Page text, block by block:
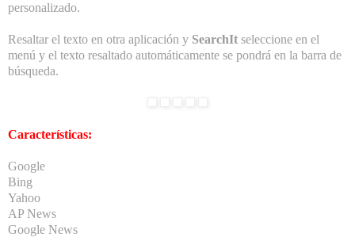
personalizado.
Resaltar el texto en otra aplicación y SearchIt seleccione en el
menú y el texto resaltado automáticamente se pondrá en la barra de
búsqueda.
Características:
Google
Bing
Yahoo
AP News
Google News